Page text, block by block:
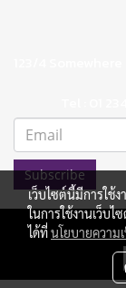
Subscribe
เว็บไซต์นี้มีการใช้
ในการใช้งานเว็บ
ได้ที่นโยบายความ